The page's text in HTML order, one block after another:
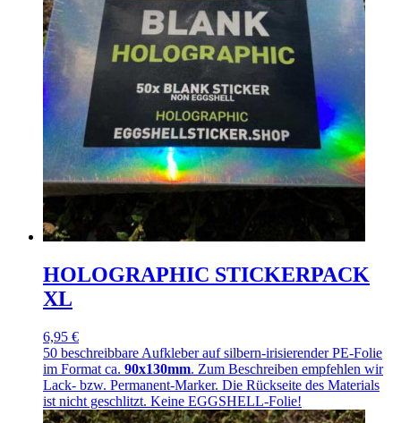
HOLOGRAPHIC STICKERPACK
XL
6,95 €
50 beschreibbare Aufkleber auf silbern-irisierender PE-Folie
im Format ca. 90x130mm. Zum Beschreiben empfehlen wir
Lack- bzw. Permanent-Marker. Die Rückseite des Materials
ist nicht geschlitzt. Keine EGGSHELL-Folie!